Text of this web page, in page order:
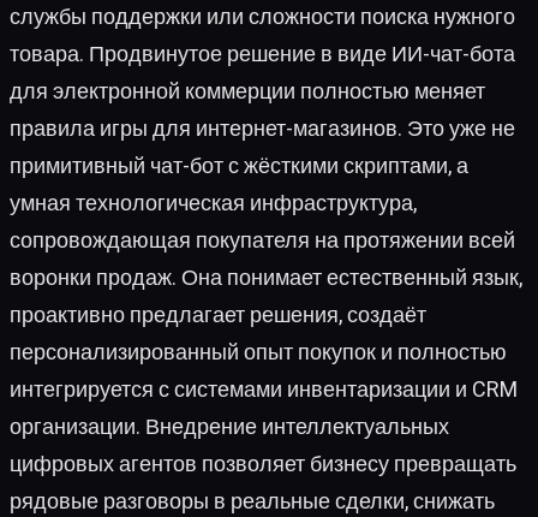
службы поддержки или сложности поиска нужного
товара. Продвинутое решение в виде ИИ-чат-бота
для электронной коммерции полностью меняет
правила игры для интернет-магазинов. Это уже не
примитивный чат-бот с жёсткими скриптами, а
умная технологическая инфраструктура,
сопровождающая покупателя на протяжении всей
воронки продаж. Она понимает естественный язык,
проактивно предлагает решения, создаёт
персонализированный опыт покупок и полностью
интегрируется с системами инвентаризации и CRM
организации. Внедрение интеллектуальных
цифровых агентов позволяет бизнесу превращать
рядовые разговоры в реальные сделки, снижать